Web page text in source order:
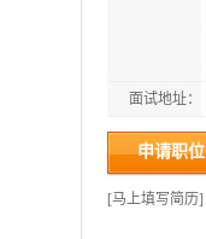
面试地址：
申请职位
[马上填写简历]